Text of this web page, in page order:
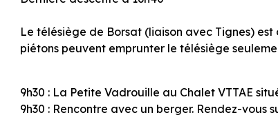
Le télésiège de Borsat (liaison avec Tignes) est
piétons peuvent emprunter le télésiège
9h30 : La Petite Vadrouille au Chalet VTTAE
9h30 : Rencontre avec un berger. Rendez-vous